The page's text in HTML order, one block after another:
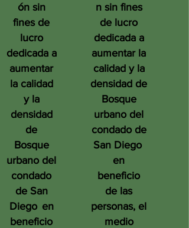
ón sin
fines de
lucro
dedicada a
aumentar
la calidad
y la
densidad
de
Bosque
urbano del
condado
de San
Diego en
beneficio
n sin fines
de lucro
dedicada a
aumentar la
calidad y la
densidad de
Bosque
urbano del
condado de
San Diego
en
beneficio
de las
personas, el
medio